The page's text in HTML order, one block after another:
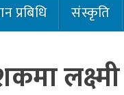
प्रबिधि संस्कृति
लक्ष्मी